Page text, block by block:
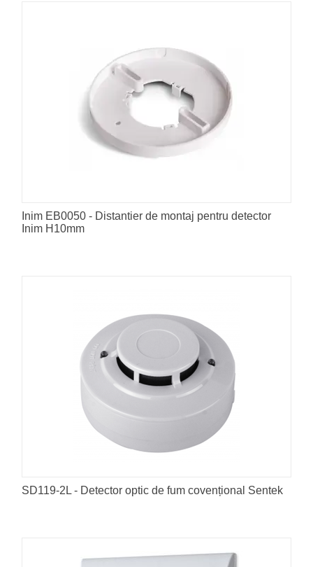
Inim EB0050 - Distantier de montaj pentru detector
Inim H10mm
SD119-2L - Detector optic de fum covențional Sentek